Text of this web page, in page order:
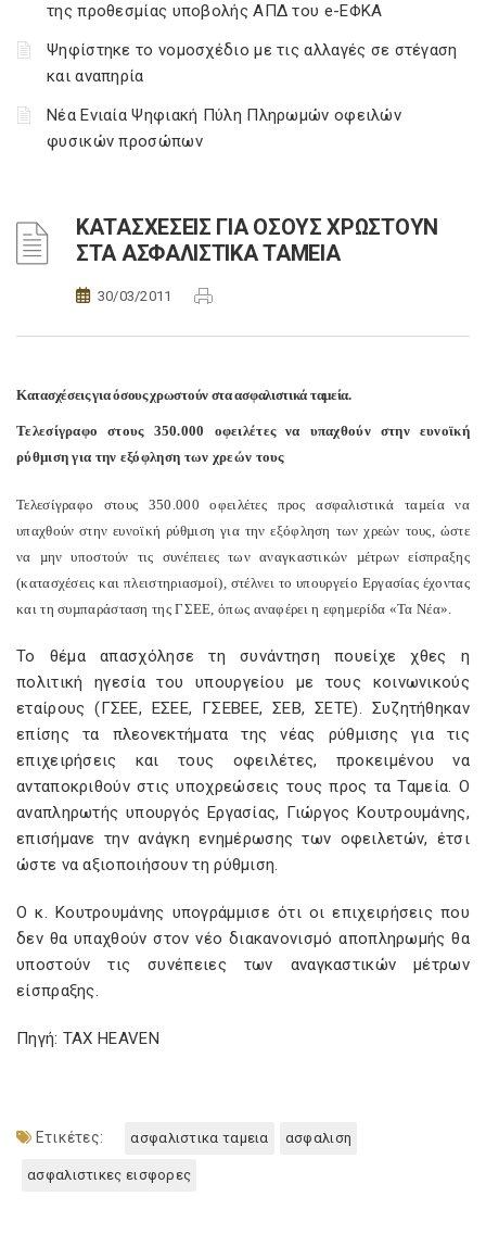
της προθεσμίας υποβολής ΑΠΔ του e-ΕΦΚΑ
Ψηφίστηκε το νομοσχέδιο με τις αλλαγές σε στέγαση
και αναπηρία
Νέα Ενιαία Ψηφιακή Πύλη Πληρωμών οφειλών
φυσικών προσώπων
ΚΑΤΑΣΧΕΣΕΙΣ ΓΙΑ ΟΣΟΥΣ ΧΡΩΣΤΟΥΝ
ΣΤΑ ΑΣΦΑΛΙΣΤΙΚΑ ΤΑΜΕΙΑ
30/03/2011
Κατασχέσεις για όσους χρωστούν στα ασφαλιστικά ταμεία.
Τελεσίγραφο στους 350.000 οφειλέτες να υπαχθούν στην ευνοϊκή
ρύθµιση για την εξόφληση των χρεών τους
Τελεσίγραφο στους 350.000 οφειλέτες προς ασφαλιστικά ταµεία να
υπαχθούν στην ευνοϊκή ρύθµιση για την εξόφληση των χρεών τους, ώστε
να µην υποστούν τις συνέπειες των αναγκαστικών µέτρων είσπραξης
(κατασχέσεις και πλειστηριασµοί), στέλνει το υπουργείο Εργασίας έχοντας
και τη συµπαράσταση της ΓΣΕΕ, όπως αναφέρει η εφημερίδα «Τα Νέα».
Το θέµα απασχόλησε τη συνάντηση πουείχε χθες η
πολιτική ηγεσία του υπουργείου µε τους κοινωνικούς
εταίρους (ΓΣΕΕ, ΕΣΕΕ, ΓΣΕΒΕΕ, ΣΕΒ, ΣΕΤΕ). Συζητήθηκαν
επίσης τα πλεονεκτήµατα της νέας ρύθµισης για τις
επιχειρήσεις και τους οφειλέτες, προκειµένου να
ανταποκριθούν στις υποχρεώσεις τους προς τα Ταµεία. Ο
αναπληρωτής υπουργός Εργασίας, Γιώργος Κουτρουµάνης,
επισήµανε την ανάγκη ενηµέρωσης των οφειλετών, έτσι
ώστε να αξιοποιήσουν τη ρύθµιση.
Ο κ. Κουτρουµάνης υπογράµµισε ότι οι επιχειρήσεις που
δεν θα υπαχθούν στον νέο διακανονισµό αποπληρωµής θα
υποστούν τις συνέπειες των αναγκαστικών µέτρων
είσπραξης.
Πηγή: TAX HEAVEN
Ετικέτες: ασφαλιστικα ταμεια ασφαλιση
ασφαλιστικες εισφορες